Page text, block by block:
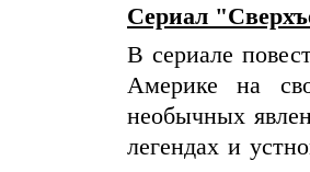
Сериал
В сериале
Америке на
необычных
легендах и